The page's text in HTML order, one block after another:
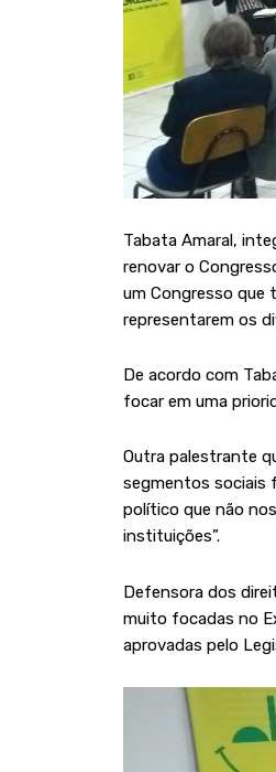
Tabata Amaral,
renovar o
um Congresso que
representarem os
De acordo com
focar em uma
Outra palestrante
segmentos sociais
político que não
instituições”.
Defensora dos
muito focadas no
aprovadas pelo